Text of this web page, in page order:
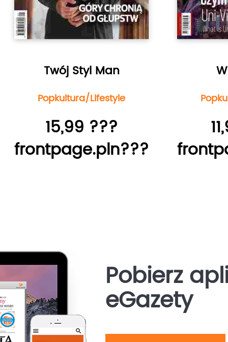
Twój Styl Man
Popkultura/Lifestyle
15,99 ???
frontpage.pln???
Pobierz
eGazety